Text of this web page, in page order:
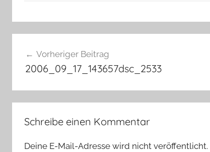
Vorheriger Beitrag
2006_09_17_143657dsc_2533
Schreibe einen Kommentar
Deine E-Mail-Adresse wird nicht veröffentlicht.